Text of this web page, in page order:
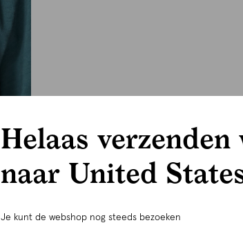
Helaas verzenden
naar United
Je kunt de webshop nog steeds bezoeken